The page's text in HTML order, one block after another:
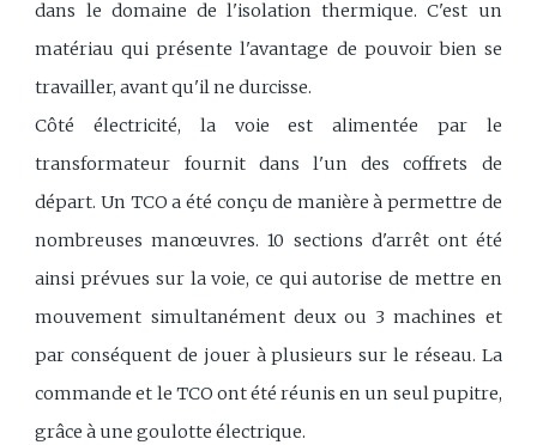
dans le domaine de l'isolation thermique. C'est un
matériau qui présente l'avantage de pouvoir bien se
travailler, avant qu'il ne durcisse.
Côté électricité, la voie est alimentée par le
transformateur fournit dans l'un des coffrets de
départ. Un TCO a été conçu de manière à permettre de
nombreuses manœuvres. 10 sections d'arrêt ont été
ainsi prévues sur la voie, ce qui autorise de mettre en
mouvement simultanément deux ou 3 machines et
par conséquent de jouer à plusieurs sur le réseau. La
commande et le TCO ont été réunis en un seul pupitre,
grâce à une goulotte électrique.